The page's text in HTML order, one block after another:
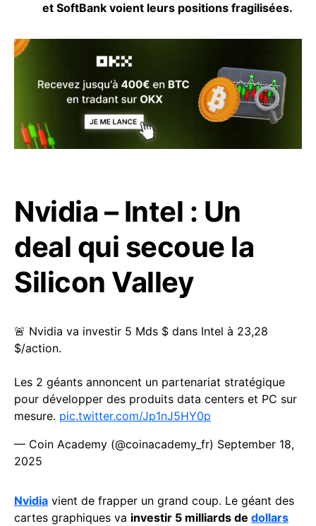
et SoftBank voient leurs positions fragilisées.
Nvidia – Intel : Un
deal qui secoue la
Silicon Valley
🚨 Nvidia va investir 5 Mds $ dans Intel à 23,28
$/action.
Les 2 géants annoncent un partenariat stratégique
pour développer des produits data centers et PC sur
mesure. pic.twitter.com/Jp1nJ5HY0p
— Coin Academy (@coinacademy_fr) September 18,
2025
Nvidia vient de frapper un grand coup. Le géant des
cartes graphiques va investir 5 milliards de dollars